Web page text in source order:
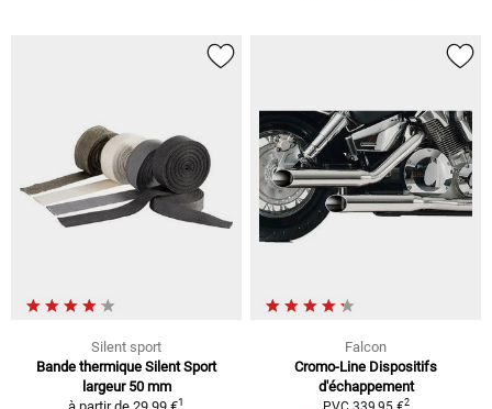
Silent sport
Bande thermique Silent Sport
largeur 50 mm
1
Falcon
Cromo-Line Dispositifs
d'échappement
2